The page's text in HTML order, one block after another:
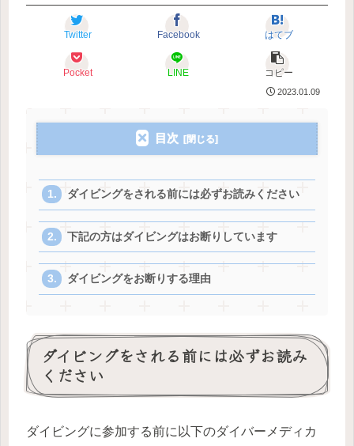
Twitter Facebook はてブ
Pocket LINE コピー
2023.01.09
目次
ダイビングをされる前には必ずお読みください
下記の方はダイビングはお断りしています
ダイビングをお断りする理由
ダイビングをされる前には必ずお読み
ください
ダイビングに参加する前に以下のダイバーメディカ